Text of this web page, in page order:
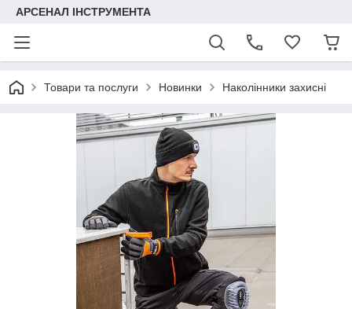
АРСЕНАЛ ІНСТРУМЕНТА
Товари та послуги Новинки Наколінники захисні